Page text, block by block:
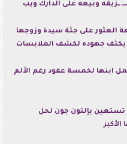
ــزيقه وبيعه على الدارك ويب
العثور على جثة سيدة وزوجها
يكثف جهوده لكشف الملابسات
ابنها لخمسة عقود رغم الألم
تستعين بإلتون جون لحل
الأكبر